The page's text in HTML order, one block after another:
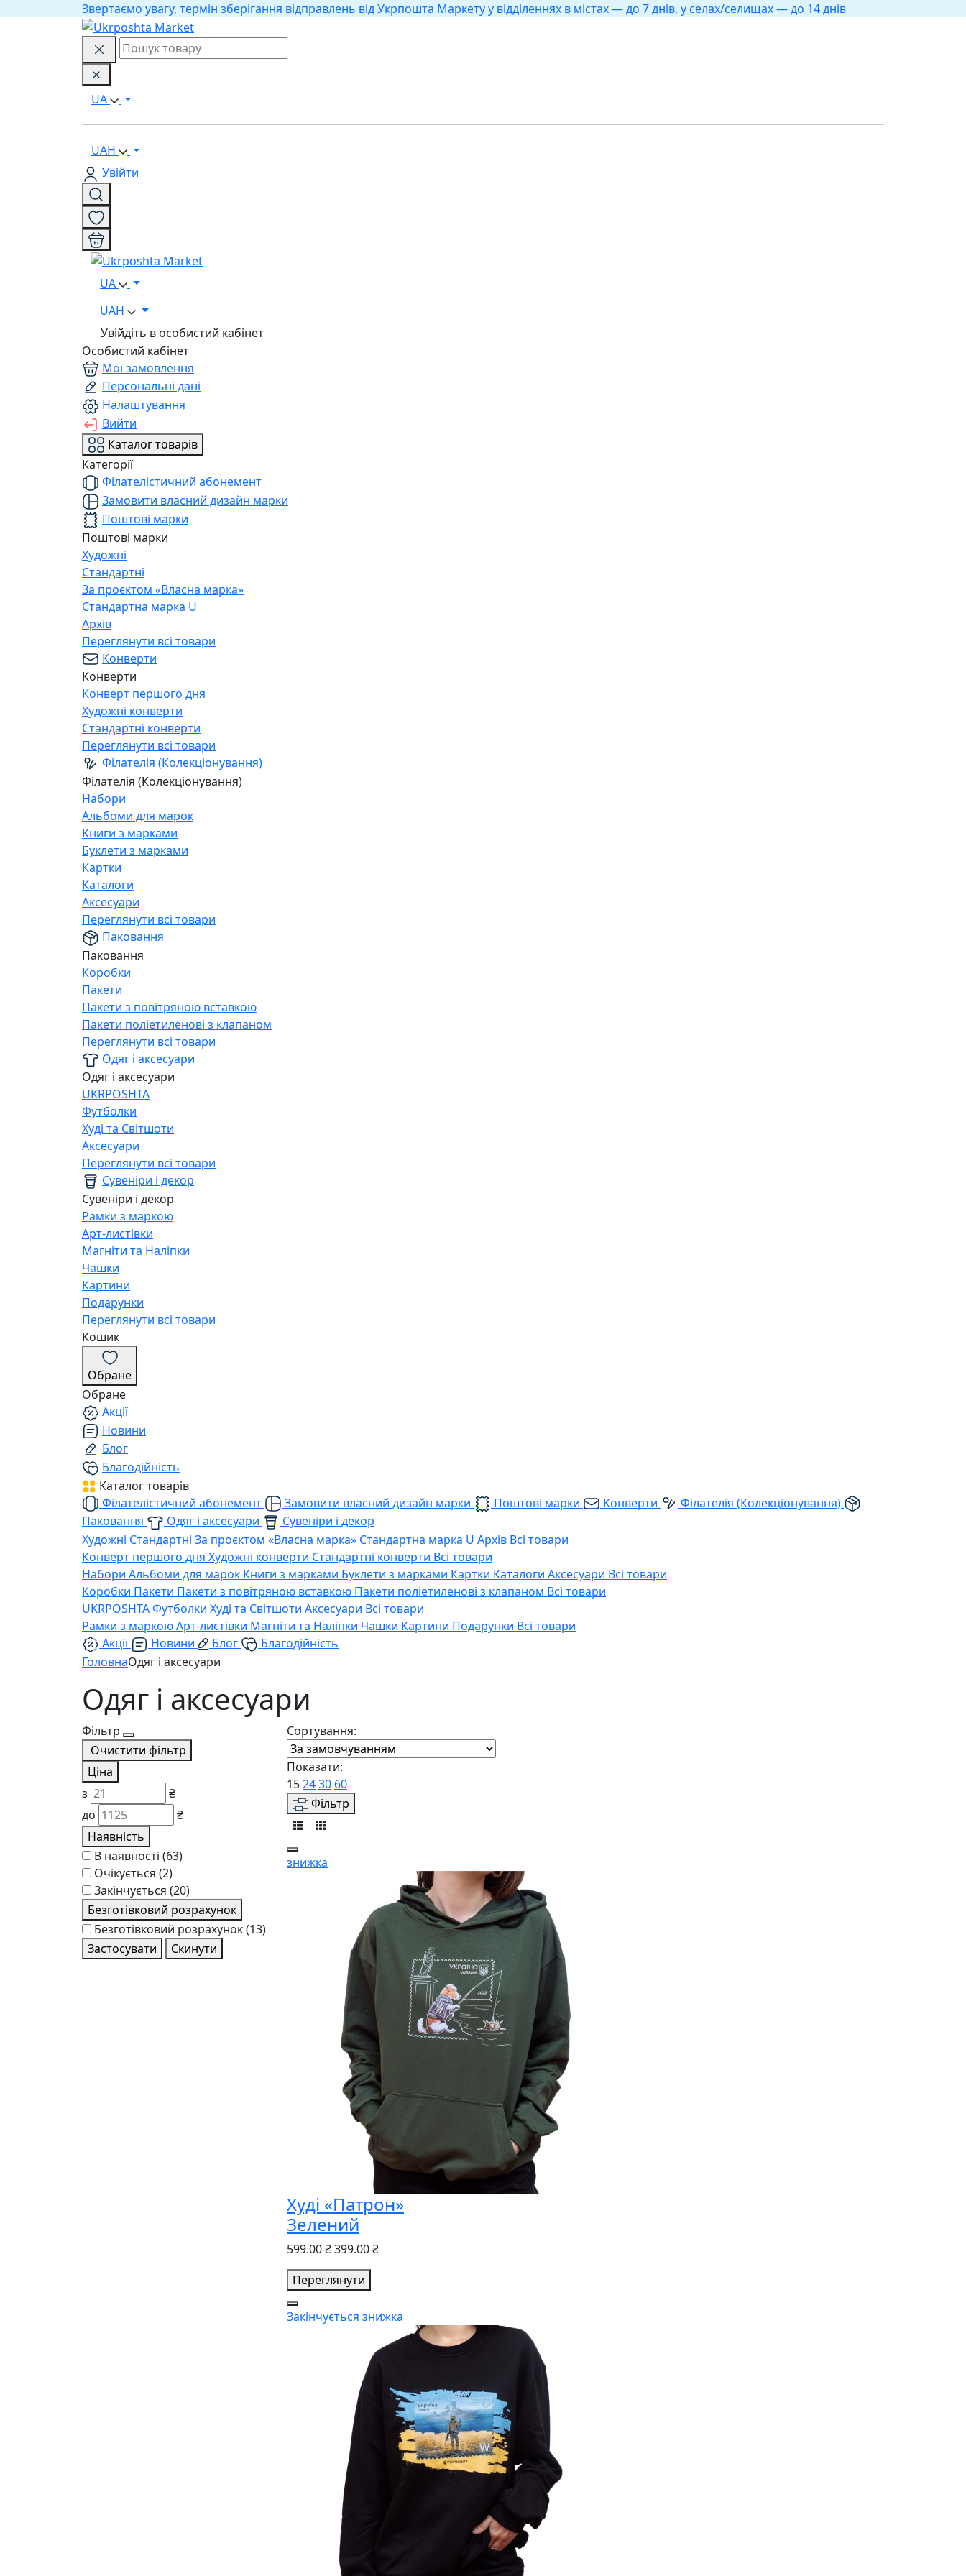
Звертаємо увагу, термін зберігання відправлень від Укрпошта Маркету у відділеннях в містах — до 7 днів, у селах/селищах — до 14 днів
UA
UAH
Увійти
UA
UAH
Увійдіть в особистий кабінет
Особистий кабінет
Мої замовлення
Персональні дані
Налаштування
Вийти
Каталог товарів
Категорії
Філателістичний абонемент
Замовити власний дизайн марки
Поштові марки
Поштові марки
Художні
Стандартні
За проєктом «Власна марка»
Стандартна марка U
Архів
Переглянути всі товари
Конверти
Конверти
Конверт першого дня
Художні конверти
Стандартні конверти
Переглянути всі товари
Філателія (Колекціонування)
Філателія (Колекціонування)
Набори
Альбоми для марок
Книги з марками
Буклети з марками
Картки
Каталоги
Аксесуари
Переглянути всі товари
Паковання
Паковання
Коробки
Пакети
Пакети з повітряною вставкою
Пакети поліетиленові з клапаном
Переглянути всі товари
Одяг і аксесуари
Одяг і аксесуари
UKRPOSHTA
Футболки
Худі та Світшоти
Аксесуари
Переглянути всі товари
Сувеніри і декор
Сувеніри і декор
Рамки з маркою
Арт-листівки
Магніти та Наліпки
Чашки
Картини
Подарунки
Переглянути всі товари
Кошик
Обране
Обране
Акції
Новини
Блог
Благодійність
Каталог товарів
Філателістичний абонемент
Замовити власний дизайн марки Поштові марки Конверти
Філателія (Колекціонування)
Паковання
Одяг і аксесуари
Сувеніри і декор
Художні Стандартні За проєктом «Власна марка» Стандартна марка U Архів Всі товари
Конверт першого дня Художні конверти Стандартні конверти Всі товари
Набори Альбоми для марок Книги з марками Буклети з марками Картки Каталоги Аксесуари Всі товари
Коробки Пакети Пакети з повітряною вставкою Пакети поліетиленові з клапаном Всі товари
UKRPOSHTAФутболки Худі та Світшоти Аксесуари Всі товари
Рамки з маркоюАрт-листівки Магніти та Наліпки Чашки Картини Подарунки Всі товари
Акції
Новини Блог
Благодійність
ГоловнаОдяг і аксесуари
Одяг і аксесуари
Фільтр
Очистити фільтр
Ціна
з
₴
до
₴
Наявність
В наявності (63)
Очікується (2)
Закінчується (20)
Безготівковий розрахунок
Безготівковий розрахунок(13)
Застосувати
Скинути
Сортування:
Показати:
152430 60
Фільтр
знижка
Худі «Патрон»
Зелений
599.00 ₴399.00 ₴
Переглянути
Закінчується знижка